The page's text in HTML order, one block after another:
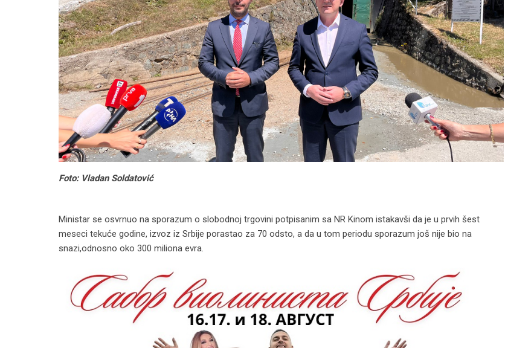
Foto: Vladan Soldatović
Ministar se osvrnuo na sporazum o slobodnoj trgovini potpisanim sa NR Kinom istakavši da je u prvih šest
meseci tekuće godine, izvoz iz Srbije porastao za 70 odsto, a da u tom periodu sporazum još nije bio na
snazi,odnosno oko 300 miliona evra.